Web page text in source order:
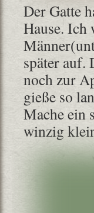
Der Gatte
Hause. Ich
später auf.
noch zur
gieße so
Mache ein
winzig